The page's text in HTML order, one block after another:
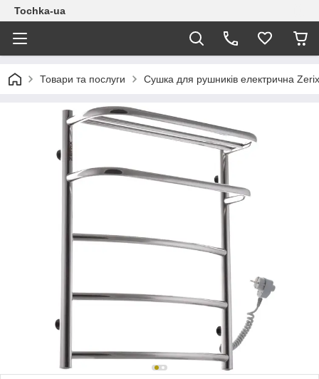
Tochka-ua
Товари та послуги Сушка для рушників електрична